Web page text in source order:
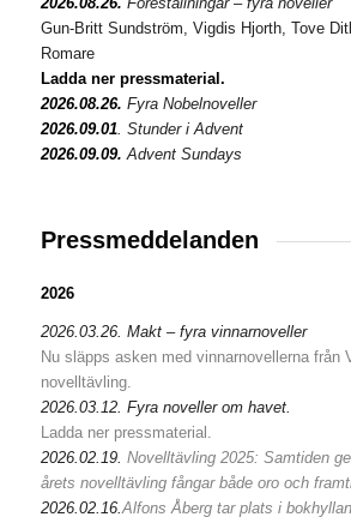
Gun-Britt Sundström, Vigdis Hjorth, Tove
Romare
Ladda ner pressmaterial.
2026.08.26. Fyra Nobelnoveller
2026.09.01. Stunder i Advent
2026.09.09. Advent Sundays
Pressmeddelanden
2026
2026.03.26. Makt – fyra vinnarnoveller
Nu släpps asken med vinnarnovellerna från
novelltävling.
2026.03.12. Fyra noveller om havet.
Ladda ner pressmaterial.
2026.02.19. Novelltävling 2025: Samtiden
årets novelltävling fångar både oro och
2026.02.16.Alfons Åberg tar plats i bokhyllan